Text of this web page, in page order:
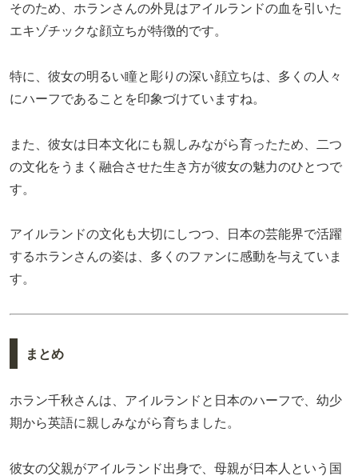
そのため、ホランさんの外見はアイルランドの血を引いた
エキゾチックな顔立ちが特徴的です。
特に、彼女の明るい瞳と彫りの深い顔立ちは、多くの人々
にハーフであることを印象づけていますね。
また、彼女は日本文化にも親しみながら育ったため、二つ
の文化をうまく融合させた生き方が彼女の魅力のひとつで
す。
アイルランドの文化も大切にしつつ、日本の芸能界で活躍
するホランさんの姿は、多くのファンに感動を与えていま
す。
まとめ
ホラン千秋さんは、アイルランドと日本のハーフで、幼少
期から英語に親しみながら育ちました。
彼女の父親がアイルランド出身で、母親が日本人という国